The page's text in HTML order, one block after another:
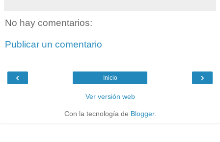
No hay comentarios:
Publicar un comentario
‹ ›
Inicio
Ver versión web
Con la tecnología de Blogger.